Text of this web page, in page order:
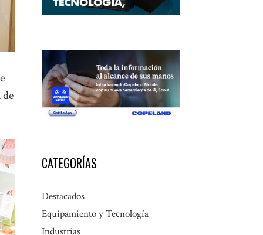
CATEGORÍAS
Destacados
Equipamiento y Tecnología
Industrias